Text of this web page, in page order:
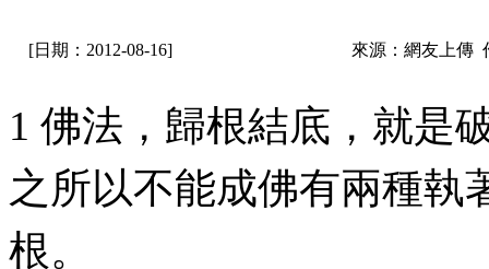
[日期：2012-08-16] 來源：網友上傳
1 佛法，歸根結底，就是
之所以不能成佛有兩種執
根。